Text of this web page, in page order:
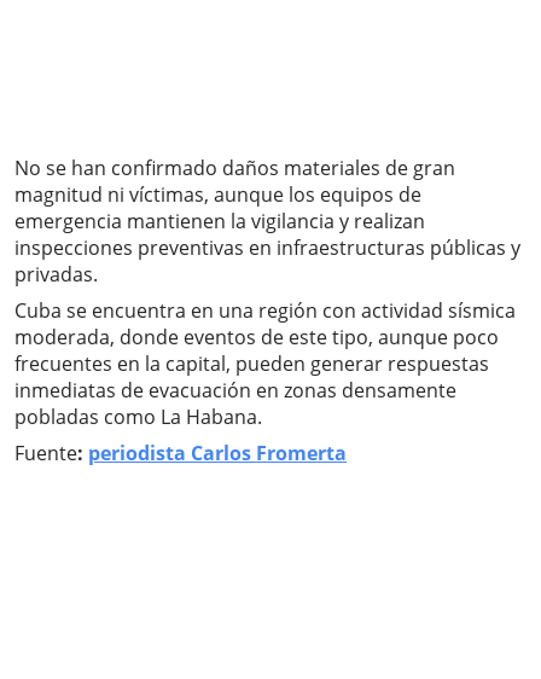
No se han confirmado daños materiales de gran
magnitud ni víctimas, aunque los equipos de
emergencia mantienen la vigilancia y realizan
inspecciones preventivas en infraestructuras públicas y
privadas.
Cuba se encuentra en una región con actividad sísmica
moderada, donde eventos de este tipo, aunque poco
frecuentes en la capital, pueden generar respuestas
inmediatas de evacuación en zonas densamente
pobladas como La Habana.
Fuente: periodista Carlos Fromerta